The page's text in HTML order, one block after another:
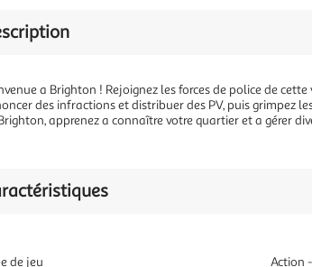
a Brighton ! Rejoignez les forces de police de
des infractions et distribuer des PV, puis grimpez
apprenez a connaître votre quartier et a gérer
de jeu
Action